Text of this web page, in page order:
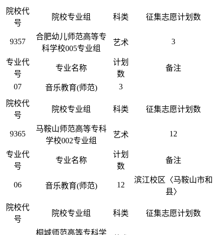
院校代
号
院校专业组 科类 征集志愿计划数
9357
合肥幼儿师范高等专
科学校005专业组
艺术 3
专业代
号
专业名称
计划
数
备注
07 音乐教育(师范)
3
院校代
号
院校专业组 科类 征集志愿计划数
9365
马鞍山师范高等专科
学校002专业组
艺术 12
专业代
号
专业名称
计划
数
备注
06 音乐教育(师范) 12
滨江校区〈马鞍山市和
县〉
院校代
号
院校专业组 科类 征集志愿计划数
桐城师范高等专科学